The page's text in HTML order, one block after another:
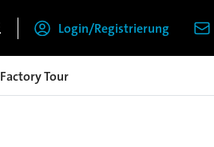
Login/Registrierung
Factory Tour